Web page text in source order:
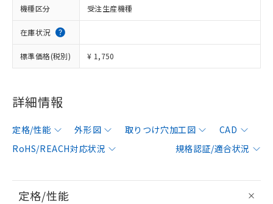
機種区分 受注生産機種
在庫状況
標準価格(税別) ¥ 1,750
詳細情報
定格/性能 外形図 取りつけ穴加工図
CAD
RoHS/REACH対応状況
規格認証/適合状況
定格/性能